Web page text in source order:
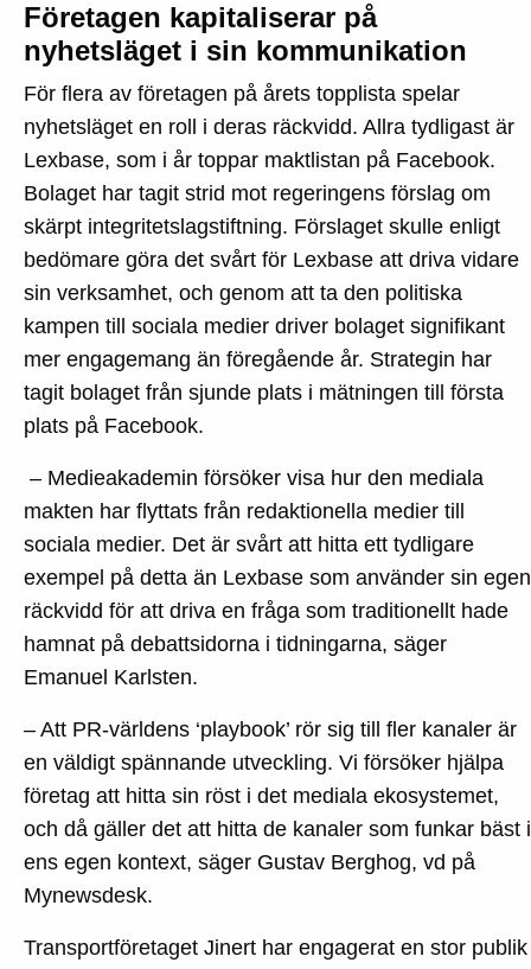
Företagen kapitaliserar på
nyhetsläget i sin kommunikation
För flera av företagen på årets topplista spelar
nyhetsläget en roll i deras räckvidd. Allra tydligast är
Lexbase, som i år toppar maktlistan på Facebook.
Bolaget har tagit strid mot regeringens förslag om
skärpt integritetslagstiftning. Förslaget skulle enligt
bedömare göra det svårt för Lexbase att driva vidare
sin verksamhet, och genom att ta den politiska
kampen till sociala medier driver bolaget signifikant
mer engagemang än föregående år. Strategin har
tagit bolaget från sjunde plats i mätningen till första
plats på Facebook.
– Medieakademin försöker visa hur den mediala
makten har flyttats från redaktionella medier till
sociala medier. Det är svårt att hitta ett tydligare
exempel på detta än Lexbase som använder sin egen
räckvidd för att driva en fråga som traditionellt hade
hamnat på debattsidorna i tidningarna, säger
Emanuel Karlsten.
– Att PR-världens ‘playbook’ rör sig till fler kanaler är
en väldigt spännande utveckling. Vi försöker hjälpa
företag att hitta sin röst i det mediala ekosystemet,
och då gäller det att hitta de kanaler som funkar bäst i
ens egen kontext, säger Gustav Berghog, vd på
Mynewsdesk.
Transportföretaget Jinert har engagerat en stor publik